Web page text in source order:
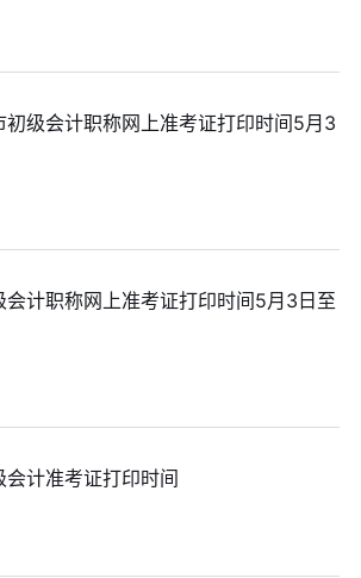
级会计职称网上准考证打印时间5月3
计职称网上准考证打印时间5月3日至
计准考证打印时间